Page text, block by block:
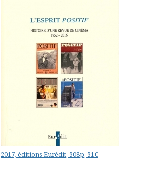
2017, éditions Eurédit, 308p, 31€